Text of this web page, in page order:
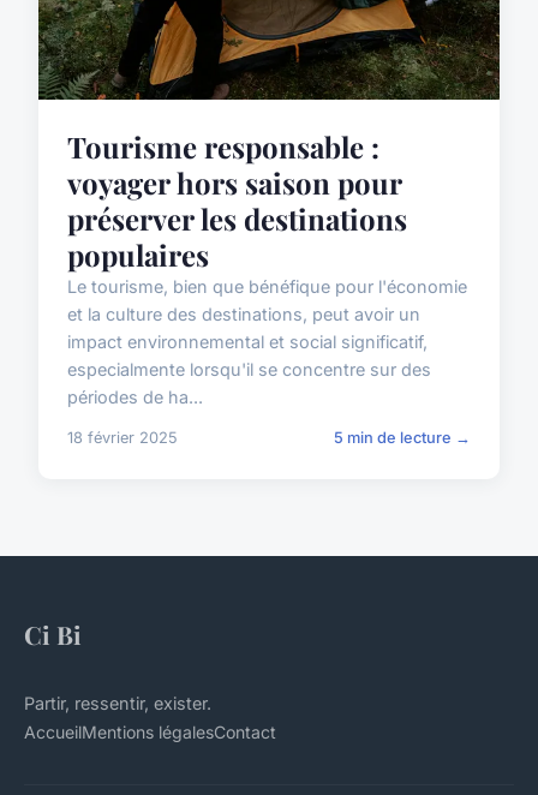
Tourisme responsable :
voyager hors saison pour
préserver les destinations
populaires
Le tourisme, bien que bénéfique pour l'économie
et la culture des destinations, peut avoir un
impact environnemental et social significatif,
especialmente lorsqu'il se concentre sur des
périodes de ha...
18 février 2025 5 min de lecture →
Ci Bi
Partir, ressentir, exister.
AccueilMentions légalesContact